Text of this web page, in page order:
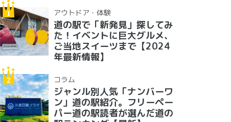
アウトドア・体験
道の駅で「新発見」探してみ
た！イベントに巨大グルメ、
ご当地スイーツまで【2024
年最新情報】
コラム
ジャンル別人気「ナンバーワ
ン」道の駅紹介。フリーペー
パー道の駅読者が選んだ道の